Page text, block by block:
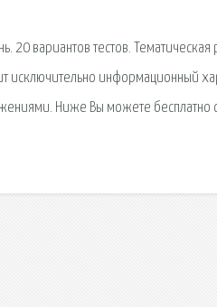
20 вариантов тестов.
исключительно информационный
Ниже Вы можете бесплатно